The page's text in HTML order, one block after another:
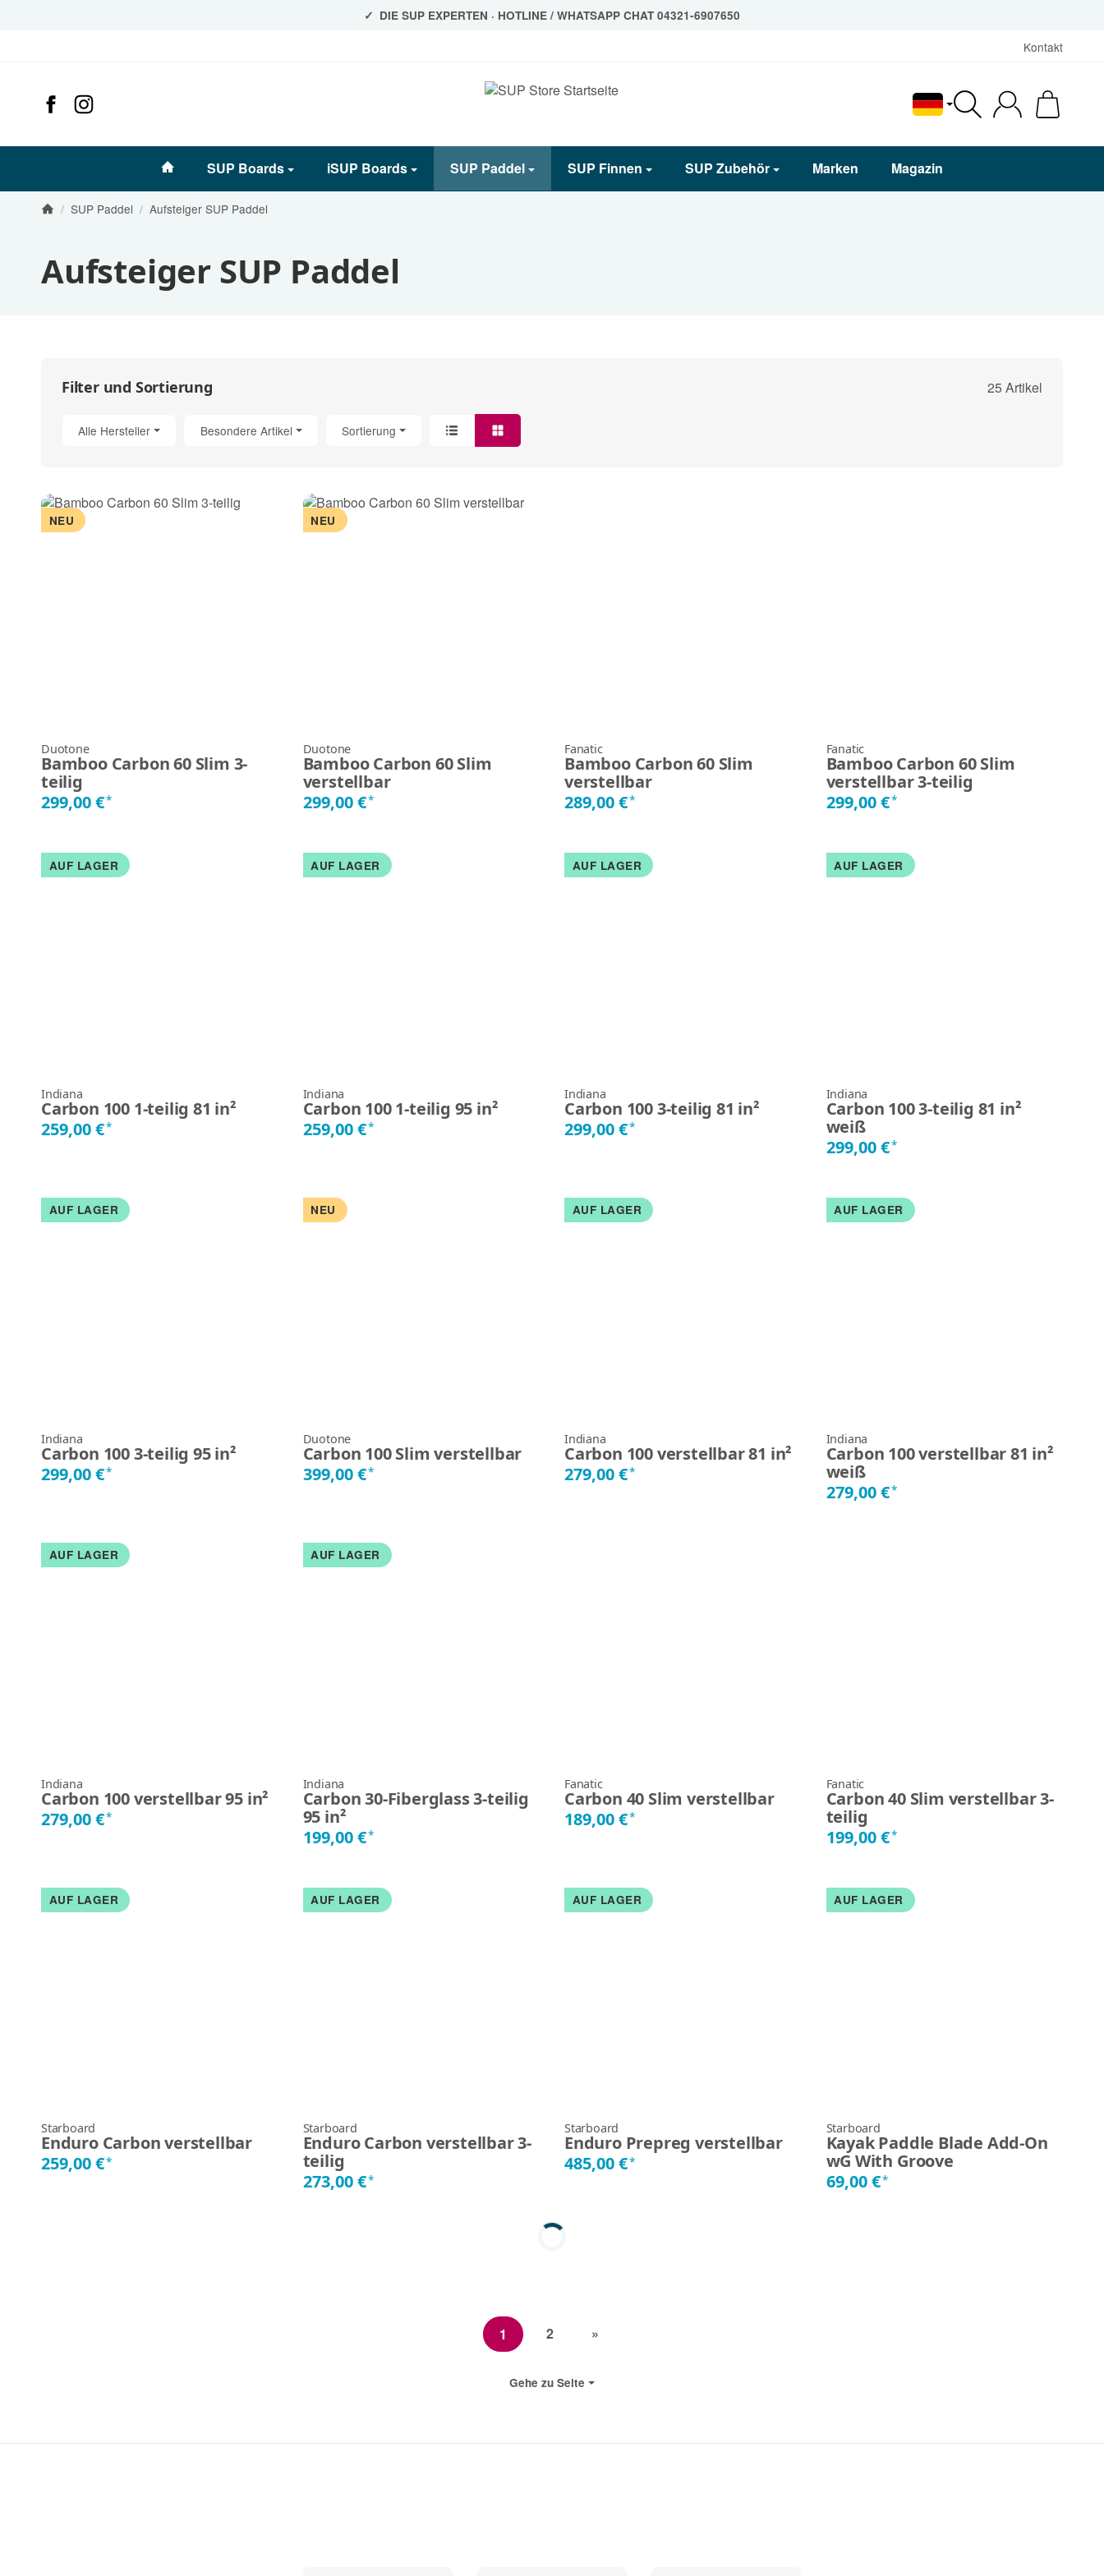
DIE SUP EXPERTEN · HOTLINE / WHATSAPP CHAT 04321-6907650
Kontakt
Deutsch
#custom.linkHome#
SUP Boards iSUP Boards SUP Paddel SUP Finnen SUP Zubehör Marken Magazin
/ SUP Paddel / Aufsteiger SUP Paddel
Aufsteiger SUP Paddel
Filter und Sortierung 25 Artikel
Alle Hersteller Besondere Artikel Sortierung
NEU
Duotone
Bamboo Carbon 60 Slim 3-
teilig
299,00 €*
NEU
Duotone
Bamboo Carbon 60 Slim
verstellbar
299,00 €*
Fanatic
Bamboo Carbon 60 Slim
verstellbar
289,00 €*
Fanatic
Bamboo Carbon 60 Slim
verstellbar 3-teilig
299,00 €*
AUF LAGER
Indiana
Carbon 100 1-teilig 81 in²
259,00 €*
AUF LAGER
Indiana
Carbon 100 1-teilig 95 in²
259,00 €*
AUF LAGER
Indiana
Carbon 100 3-teilig 81 in²
299,00 €*
AUF LAGER
Indiana
Carbon 100 3-teilig 81 in²
weiß
299,00 €*
AUF LAGER
Indiana
Carbon 100 3-teilig 95 in²
299,00 €*
NEU
Duotone
Carbon 100 Slim verstellbar
399,00 €*
AUF LAGER
Indiana
Carbon 100 verstellbar 81 in²
279,00 €*
AUF LAGER
Indiana
Carbon 100 verstellbar 81 in²
weiß
279,00 €*
AUF LAGER
Indiana
Carbon 100 verstellbar 95 in²
279,00 €*
AUF LAGER
Indiana
Carbon 30-Fiberglass 3-teilig
95 in²
199,00 €*
Fanatic
Carbon 40 Slim verstellbar
189,00 €*
Fanatic
Carbon 40 Slim verstellbar 3-
teilig
199,00 €*
AUF LAGER
Starboard
Enduro Carbon verstellbar
259,00 €*
AUF LAGER
Starboard
Enduro Carbon verstellbar 3-
teilig
273,00 €*
AUF LAGER
Starboard
Enduro Prepreg verstellbar
485,00 €*
AUF LAGER
Starboard
Kayak Paddle Blade Add-On
wG With Groove
69,00 €*
1 2 »
Gehe zu Seite